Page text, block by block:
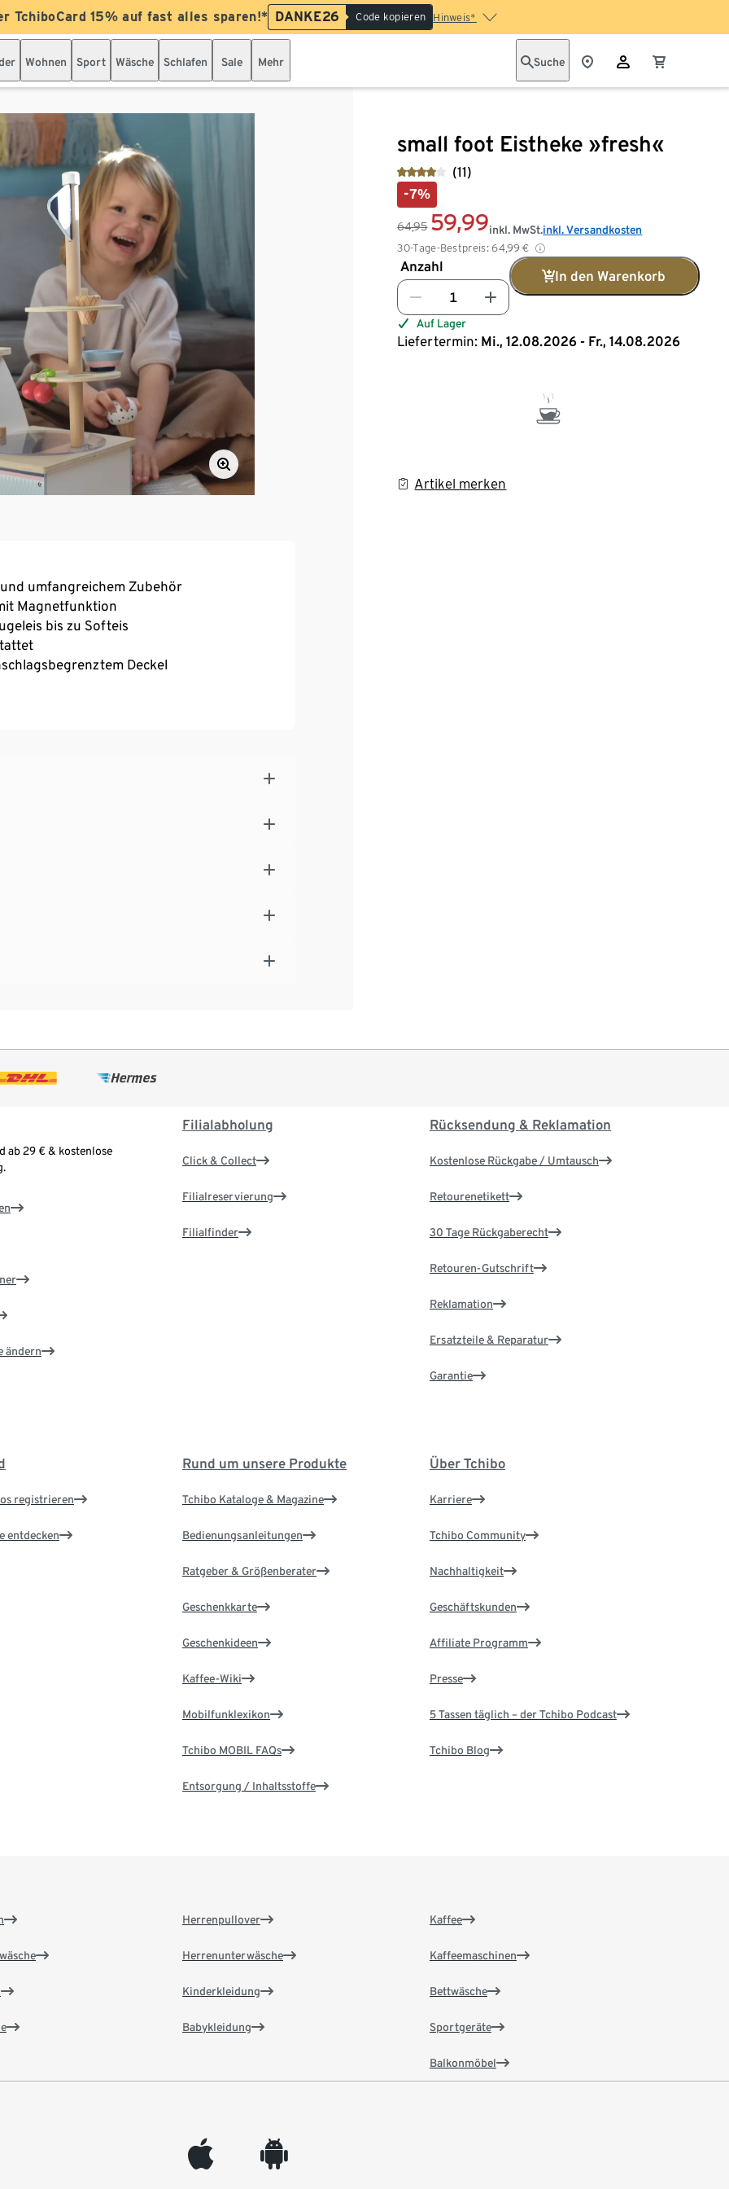
TchiboCard 15% auf fast alles sparen!* DANKE26 Code kopieren Hinweis*
Wohnen Sport Wäsche Schlafen Sale Mehr Suche
small foot Eistheke »fresh«
(11)
-7%
64,95 59,99
30-Tage-Bestpreis: 64,99 €
inkl. MwSt.inkl. Versandkosten
Anzahl
In den Warenkorb
Auf Lager
Liefertermin: Mi., 12.08.2026 - Fr., 14.08.2026
Artikel merken
umfangreichem Zubehör
Magnetfunktion
bis zu Softeis
Deckel
plus Dekowaffel und Dekokirsche zum
ab 29 € & kostenlose
ändern
Filialabholung
Click & Collect
Filialreservierung
Filialfinder
Rücksendung & Reklamation
Kostenlose Rückgabe / Umtausch
Retourenetikett
30 Tage Rückgaberecht
Retouren-Gutschrift
Reklamation
Ersatzteile & Reparatur
Garantie
registrieren
entdecken
Rund um unsere Produkte
Tchibo Kataloge & Magazine
Bedienungsanleitungen
Ratgeber & Größenberater
Geschenkkarte
Geschenkideen
Kaffee-Wiki
Mobilfunklexikon
Tchibo MOBIL FAQs
Entsorgung / Inhaltsstoffe
Über Tchibo
Karriere
Tchibo Community
Nachhaltigkeit
Geschäftskunden
Affiliate Programm
Presse
5 Tassen täglich – der Tchibo Podcast
Tchibo Blog
Herrenpullover
Herrenunterwäsche
Kinderkleidung
Babykleidung
Kaffee
Kaffeemaschinen
Bettwäsche
Sportgeräte
Balkonmöbel
appleinc android